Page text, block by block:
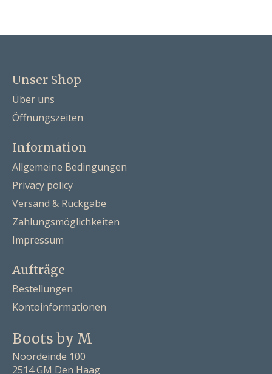
Unser Shop
Über uns
Öffnungszeiten
Information
Allgemeine Bedingungen
Privacy policy
Versand & Rückgabe
Zahlungsmöglichkeiten
Impressum
Aufträge
Bestellungen
Kontoinformationen
Boots by M
Noordeinde 100
2514 GM Den Haag